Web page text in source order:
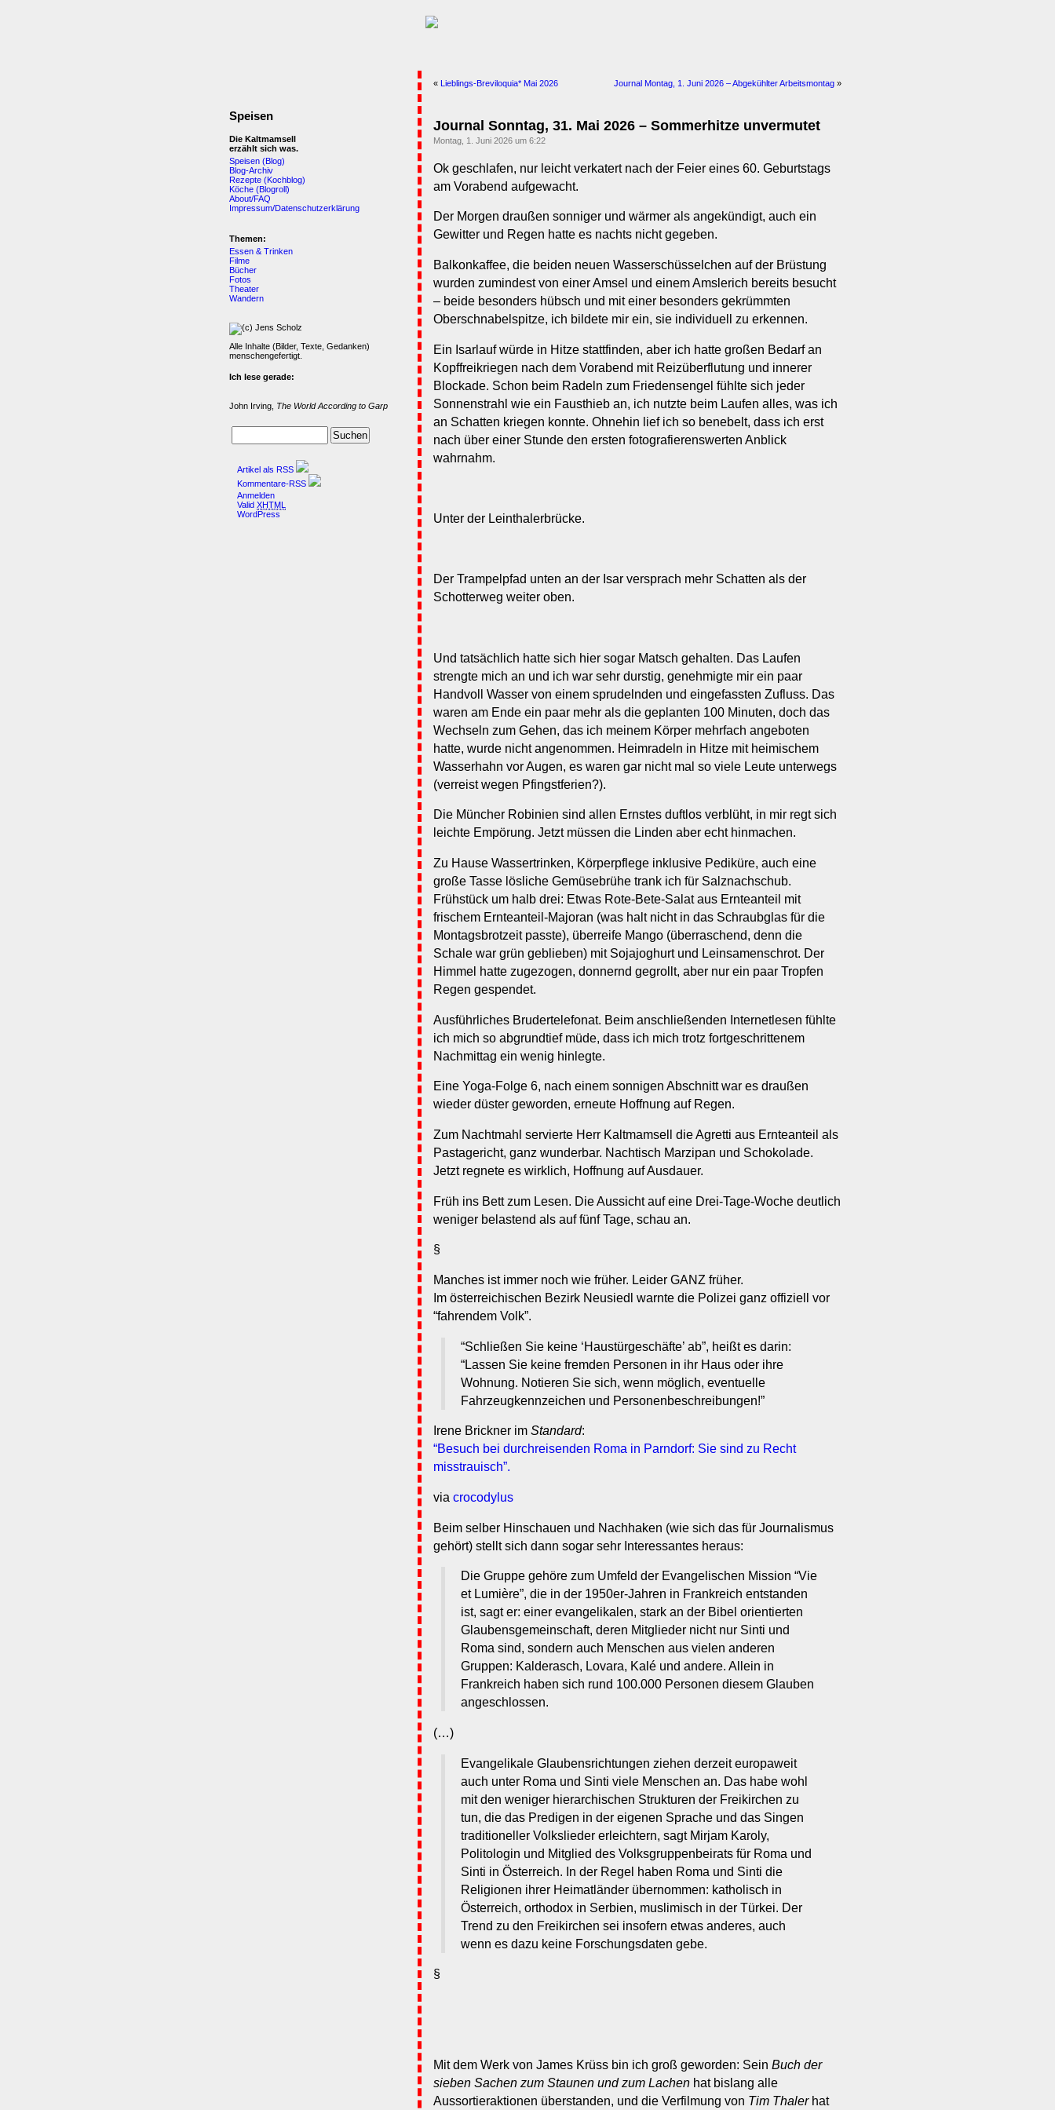
« Lieblings-Breviloquia* Mai 2026 Journal Montag, 1. Juni 2026 – Abgekühlter Arbeitsmontag »
Journal Sonntag, 31. Mai 2026 – Sommerhitze unvermutet
Montag, 1. Juni 2026 um 6:22
Ok geschlafen, nur leicht verkatert nach der Feier eines 60. Geburtstags
am Vorabend aufgewacht.
Der Morgen draußen sonniger und wärmer als angekündigt, auch ein
Gewitter und Regen hatte es nachts nicht gegeben.
Balkonkaffee, die beiden neuen Wasserschüsselchen auf der Brüstung
wurden zumindest von einer Amsel und einem Amslerich bereits besucht
– beide besonders hübsch und mit einer besonders gekrümmten
Oberschnabelspitze, ich bildete mir ein, sie individuell zu erkennen.
Ein Isarlauf würde in Hitze stattfinden, aber ich hatte großen Bedarf an
Kopffreikriegen nach dem Vorabend mit Reizüberflutung und innerer
Blockade. Schon beim Radeln zum Friedensengel fühlte sich jeder
Sonnenstrahl wie ein Fausthieb an, ich nutzte beim Laufen alles, was ich
an Schatten kriegen konnte. Ohnehin lief ich so benebelt, dass ich erst
nach über einer Stunde den ersten fotografierenswerten Anblick
wahrnahm.
Unter der Leinthalerbrücke.
Der Trampelpfad unten an der Isar versprach mehr Schatten als der
Schotterweg weiter oben.
Und tatsächlich hatte sich hier sogar Matsch gehalten. Das Laufen
strengte mich an und ich war sehr durstig, genehmigte mir ein paar
Handvoll Wasser von einem sprudelnden und eingefassten Zufluss. Das
waren am Ende ein paar mehr als die geplanten 100 Minuten, doch das
Wechseln zum Gehen, das ich meinem Körper mehrfach angeboten
hatte, wurde nicht angenommen. Heimradeln in Hitze mit heimischem
Wasserhahn vor Augen, es waren gar nicht mal so viele Leute unterwegs
(verreist wegen Pfingstferien?).
Die Müncher Robinien sind allen Ernstes duftlos verblüht, in mir regt sich
leichte Empörung. Jetzt müssen die Linden aber echt hinmachen.
Zu Hause Wassertrinken, Körperpflege inklusive Pediküre, auch eine
große Tasse lösliche Gemüsebrühe trank ich für Salznachschub.
Frühstück um halb drei: Etwas Rote-Bete-Salat aus Ernteanteil mit
frischem Ernteanteil-Majoran (was halt nicht in das Schraubglas für die
Montagsbrotzeit passte), überreife Mango (überraschend, denn die
Schale war grün geblieben) mit Sojajoghurt und Leinsamenschrot. Der
Himmel hatte zugezogen, donnernd gegrollt, aber nur ein paar Tropfen
Regen gespendet.
Ausführliches Brudertelefonat. Beim anschließenden Internetlesen fühlte
ich mich so abgrundtief müde, dass ich mich trotz fortgeschrittenem
Nachmittag ein wenig hinlegte.
Eine Yoga-Folge 6, nach einem sonnigen Abschnitt war es draußen
wieder düster geworden, erneute Hoffnung auf Regen.
Zum Nachtmahl servierte Herr Kaltmamsell die Agretti aus Ernteanteil als
Pastagericht, ganz wunderbar. Nachtisch Marzipan und Schokolade.
Jetzt regnete es wirklich, Hoffnung auf Ausdauer.
Früh ins Bett zum Lesen. Die Aussicht auf eine Drei-Tage-Woche deutlich
weniger belastend als auf fünf Tage, schau an.
§
Manches ist immer noch wie früher. Leider GANZ früher.
Im österreichischen Bezirk Neusiedl warnte die Polizei ganz offiziell vor
“fahrendem Volk”.
“Schließen Sie keine ‘Haustürgeschäfte’ ab”, heißt es darin:
“Lassen Sie keine fremden Personen in ihr Haus oder ihre
Wohnung. Notieren Sie sich, wenn möglich, eventuelle
Fahrzeugkennzeichen und Personenbeschreibungen!”
Irene Brickner im Standard:
“Besuch bei durchreisenden Roma in Parndorf: Sie sind zu Recht
misstrauisch”.
via crocodylus
Beim selber Hinschauen und Nachhaken (wie sich das für Journalismus
gehört) stellt sich dann sogar sehr Interessantes heraus:
Die Gruppe gehöre zum Umfeld der Evangelischen Mission “Vie
et Lumière”, die in der 1950er-Jahren in Frankreich entstanden
ist, sagt er: einer evangelikalen, stark an der Bibel orientierten
Glaubensgemeinschaft, deren Mitglieder nicht nur Sinti und
Roma sind, sondern auch Menschen aus vielen anderen
Gruppen: Kalderasch, Lovara, Kalé und andere. Allein in
Frankreich haben sich rund 100.000 Personen diesem Glauben
angeschlossen.
(…)
Evangelikale Glaubensrichtungen ziehen derzeit europaweit
auch unter Roma und Sinti viele Menschen an. Das habe wohl
mit den weniger hierarchischen Strukturen der Freikirchen zu
tun, die das Predigen in der eigenen Sprache und das Singen
traditioneller Volkslieder erleichtern, sagt Mirjam Karoly,
Politologin und Mitglied des Volksgruppenbeirats für Roma und
Sinti in Österreich. In der Regel haben Roma und Sinti die
Religionen ihrer Heimatländer übernommen: katholisch in
Österreich, orthodox in Serbien, muslimisch in der Türkei. Der
Trend zu den Freikirchen sei insofern etwas anderes, auch
wenn es dazu keine Forschungsdaten gebe.
§
Mit dem Werk von James Krüss bin ich groß geworden: Sein Buch der
sieben Sachen zum Staunen und zum Lachen hat bislang alle
Aussortieraktionen überstanden, und die Verfilmung von Tim Thalerhat
Speisen
Die Kaltmamsell
erzählt sich was.
Speisen (Blog)
Blog-Archiv
Rezepte (Kochblog)
Köche (Blogroll)
About/FAQ
Impressum/Datenschutzerklärung
Themen:
Essen & Trinken
Filme
Bücher
Fotos
Theater
Wandern
Alle Inhalte (Bilder, Texte, Gedanken)
menschengefertigt.
Ich lese gerade:
John Irving, The World According to Garp
Artikel als RSS
Kommentare-RSS
Anmelden
Valid XHTML
WordPress